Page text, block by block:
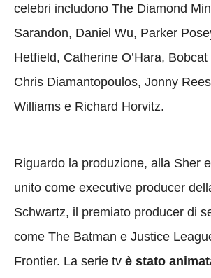
celebri includono The Diamond
Sarandon, Daniel Wu, Parker
Hetfield, Catherine O’Hara,
Chris Diamantopoulos, Jonny
Williams e Richard Horvitz.
Riguardo la produzione, alla Sher
unito come executive producer
Schwartz, il premiato producer di
come The Batman e Justice
Frontier. La serie tv è stato